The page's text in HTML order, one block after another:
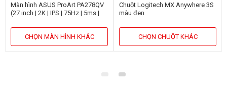
Màn hình ASUS ProArt PA278QV
(27 inch | 2K | IPS | 75Hz | 5ms |
CHỌN MÀN HÌNH KHÁC
Chuột Logitech MX Anywhere 3S
màu đen
CHỌN CHUỘT KHÁC